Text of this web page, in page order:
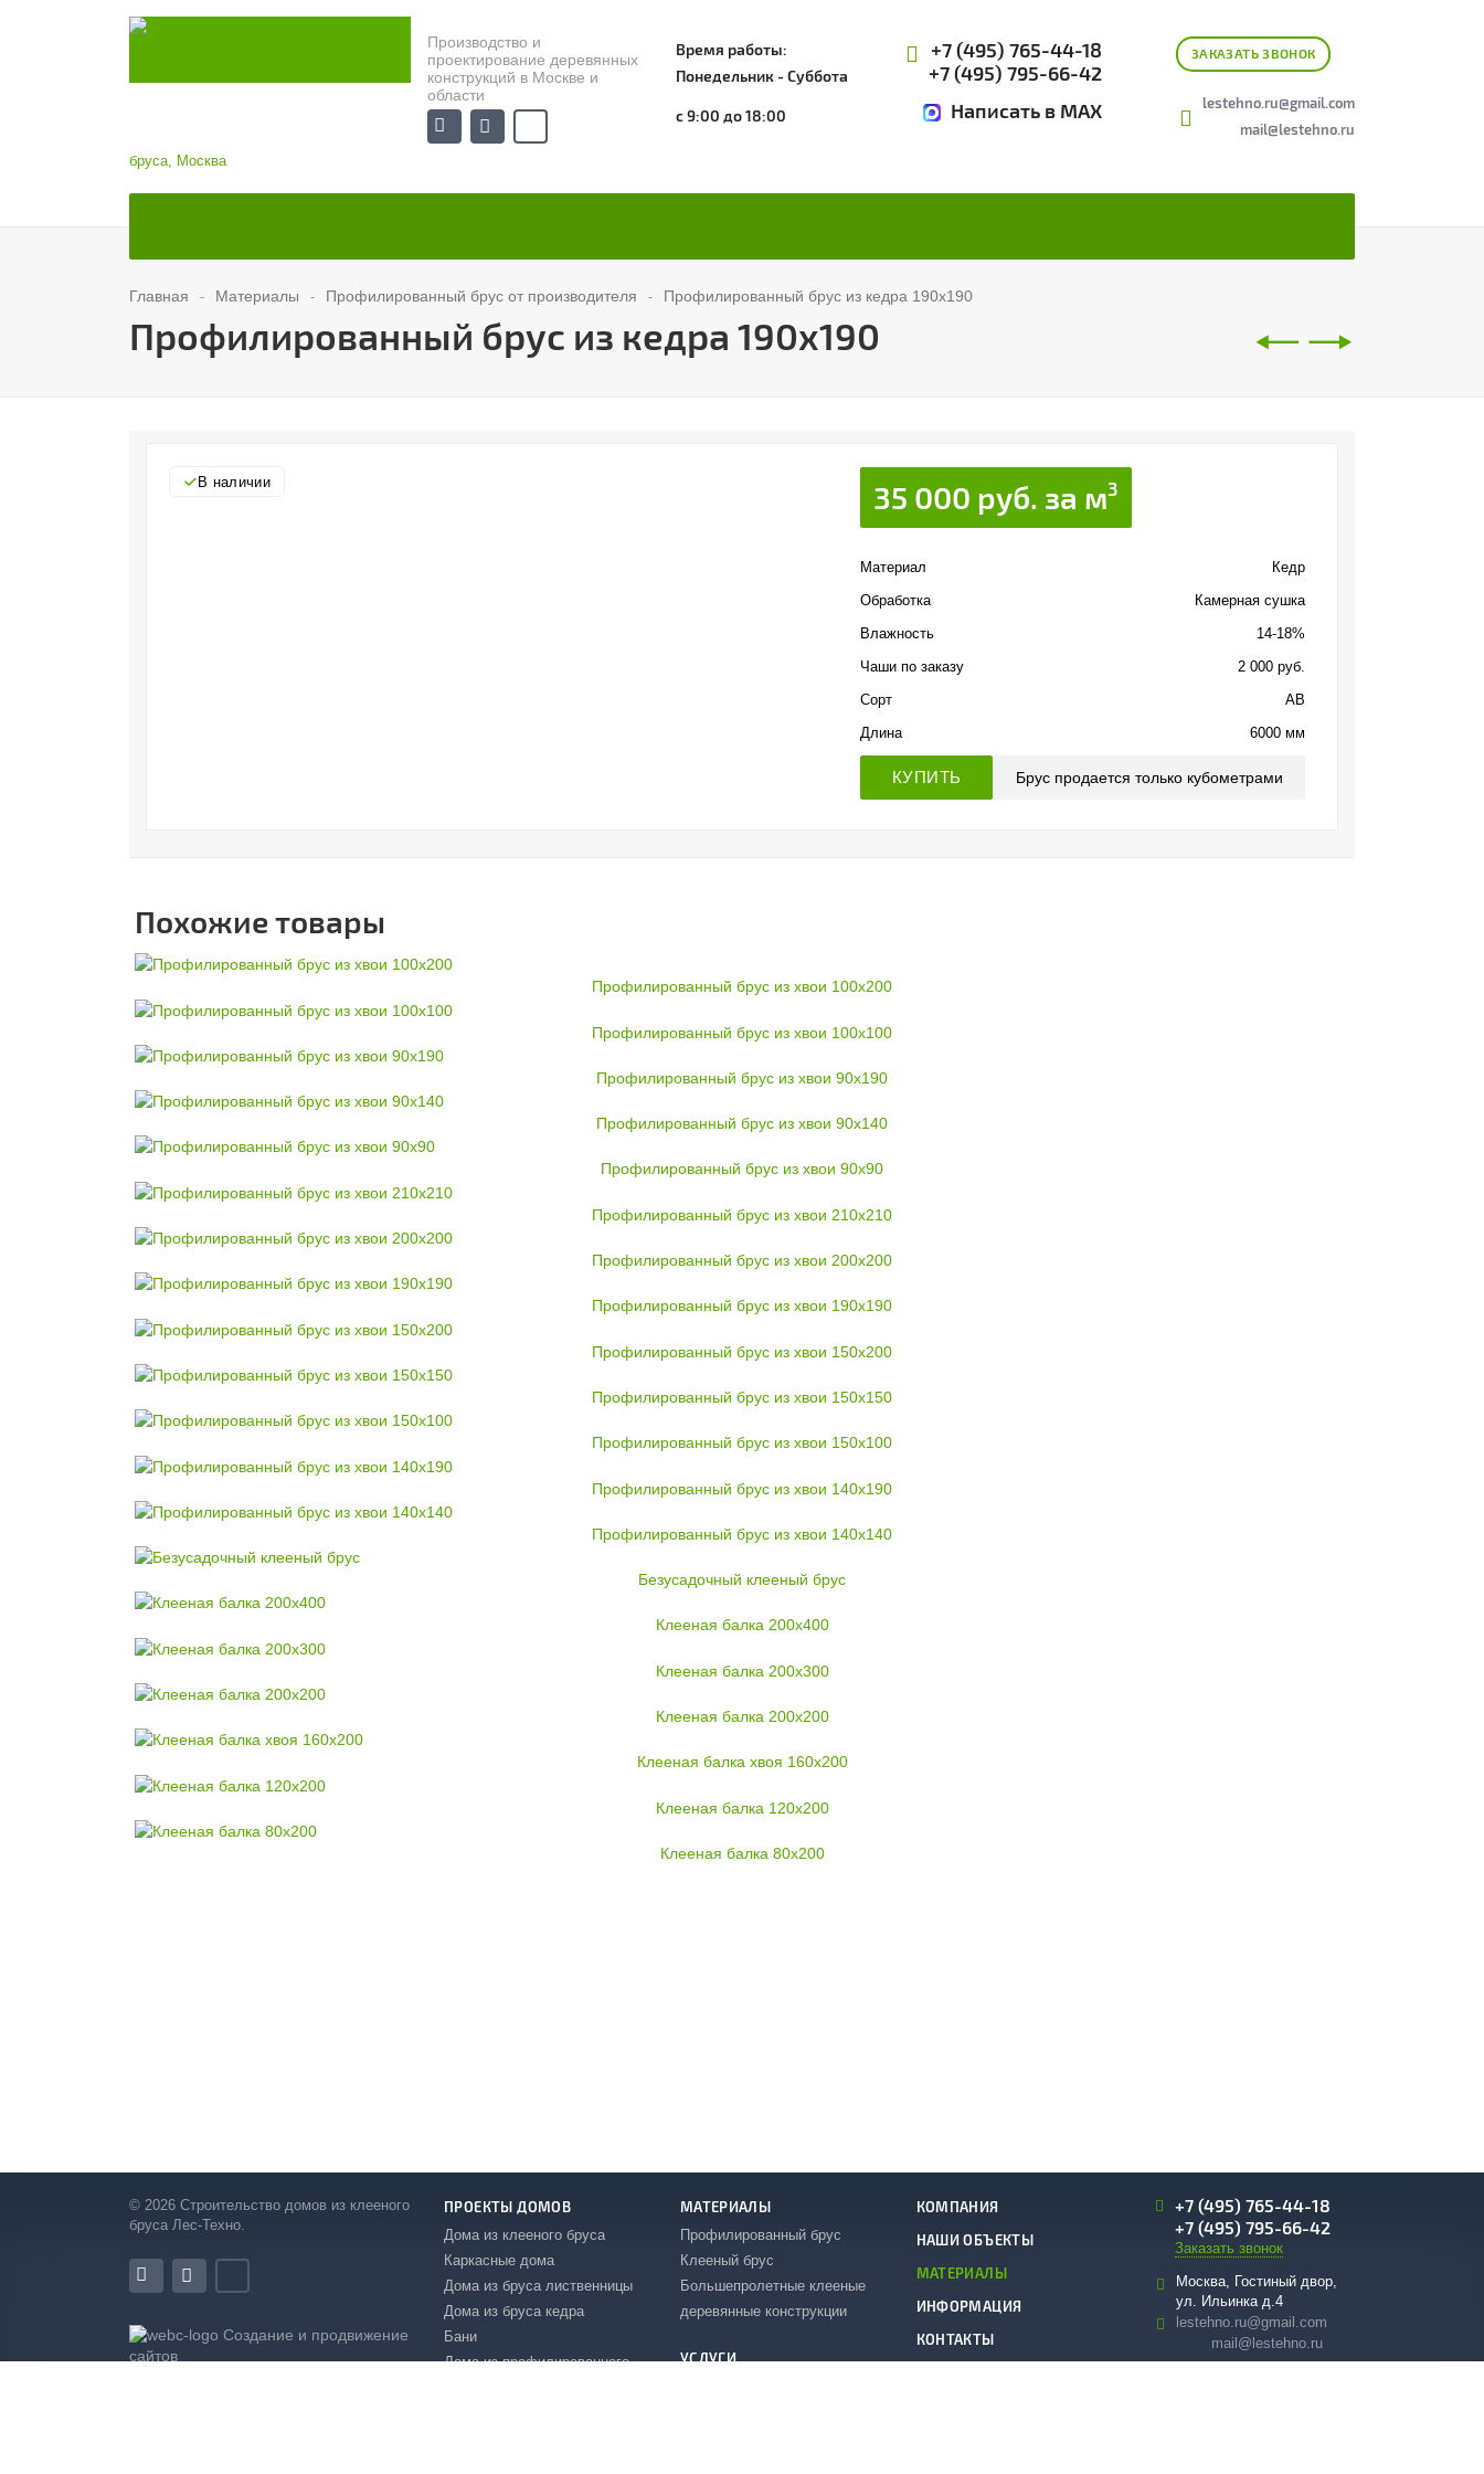
Производство и
проектирование деревянных
конструкций в Москве и
области
Время работы:
Понедельник - Суббота
с 9:00 до 18:00
+7 (495) 765-44-18
+7 (495) 795-66-42
Написать в MAX
ЗАКАЗАТЬ ЗВОНОК
lestehno.ru@gmail.com
mail@lestehno.ru
Главная Материалы Профилированный брус от производителя Профилированный брус из кедра 190x190
Профилированный брус из кедра 190x190 🠐🠒
В наличии 35 000 руб. за м3
Материал
Кедр
Обработка
Камерная сушка
Влажность
14-18%
Чаши по заказу
2 000 руб.
Сорт
АВ
Длина
6000 мм
КУПИТЬ Брус продается только кубометрами
Похожие товары
Профилированный брус из хвои 100x200
Профилированный брус из хвои 100x100
Профилированный брус из хвои 90x190
Профилированный брус из хвои 90x140
Профилированный брус из хвои 90x90
Профилированный брус из хвои 210x210
Профилированный брус из хвои 200x200
Профилированный брус из хвои 190x190
Профилированный брус из хвои 150x200
Профилированный брус из хвои 150x150
Профилированный брус из хвои 150x100
Профилированный брус из хвои 140x190
Профилированный брус из хвои 140x140
Безусадочный клееный брус
Клееная балка 200x400
Клееная балка 200x300
Клееная балка 200x200
Клееная балка хвоя 160x200
Клееная балка 120x200
Клееная балка 80x200
© 2026 Строительство домов из клееного
бруса Лес-Техно.
Создание и продвижение
сайтов
ПРОЕКТЫ ДОМОВ
Дома из клееного бруса
Каркасные дома
Дома из бруса лиственницы
Дома из бруса кедра
Бани
Дома из профилированного
МАТЕРИАЛЫ
Профилированный брус
Клееный брус
Большепролетные клееные
деревянные конструкции
УСЛУГИ
КОМПАНИЯ
НАШИ ОБЪЕКТЫ
МАТЕРИАЛЫ
ИНФОРМАЦИЯ
КОНТАКТЫ
+7 (495) 765-44-18
+7 (495) 795-66-42
Заказать звонок
Москва, Гостиный двор,
ул. Ильинка д.4
lestehno.ru@gmail.com
mail@lestehno.ru